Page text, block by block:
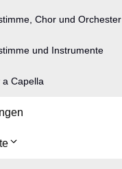
Chor und Orchester
und Instrumente
a Capella